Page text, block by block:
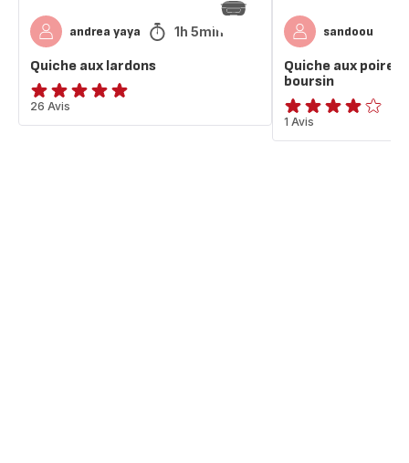
andrea yaya 1h 5min
Quiche aux lardons
Avis
5
26 Avis
sandoou
Quiche aux
boursin
Avis
4
1 Avis